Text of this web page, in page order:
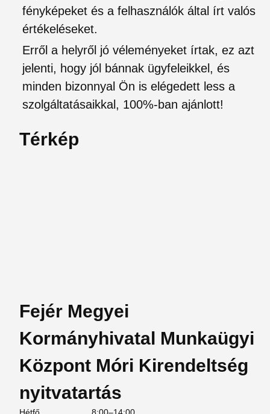
fényképeket és a felhasználók által írt valós
értékeléseket.
Erről a helyről jó véleményeket írtak, ez azt
jelenti, hogy jól bánnak ügyfeleikkel, és
minden bizonnyal Ön is elégedett less a
szolgáltatásaikkal, 100%-ban ajánlott!
Térkép
Fejér Megyei
Kormányhivatal Munkaügyi
Központ Móri Kirendeltség
nyitvatartás